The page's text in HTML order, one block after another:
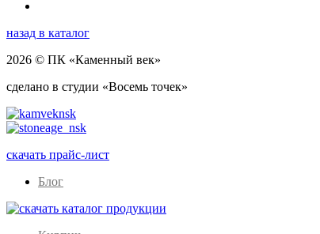
назад в каталог
2026 © ПК «Каменный век»
сделано в студии «Восемь точек»
скачать прайс-лист
Блог